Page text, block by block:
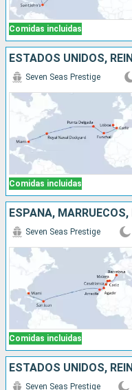
Comidas incluidas
Comidas incluidas
Seven Seas Prestige
Comidas incluidas
Seven Seas Prestige
Seven Seas Prestige